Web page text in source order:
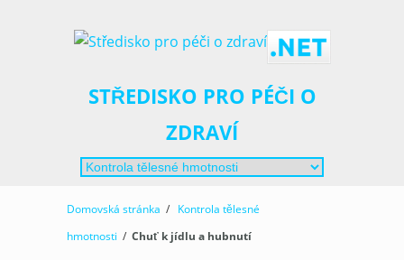
STŘEDISKO PRO PÉČI O
ZDRAVÍ
Domovská stránka / Kontrola tělesné
hmotnosti / Chuť k jídlu a hubnutí